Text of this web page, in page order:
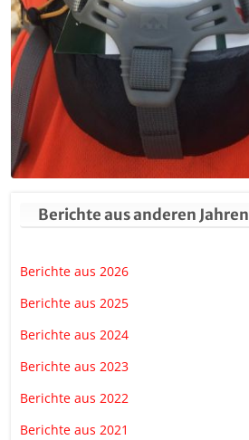
Berichte aus anderen Jahren
Berichte aus 2026
Berichte aus 2025
Berichte aus 2024
Berichte aus 2023
Berichte aus 2022
Berichte aus 2021